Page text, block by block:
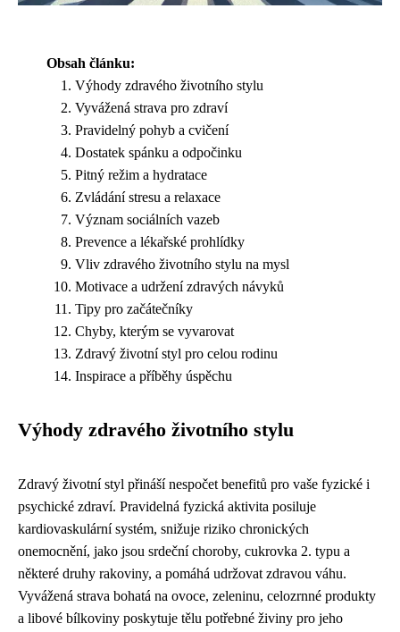
Obsah článku:
Výhody zdravého životního stylu
Vyvážená strava pro zdraví
Pravidelný pohyb a cvičení
Dostatek spánku a odpočinku
Pitný režim a hydratace
Zvládání stresu a relaxace
Význam sociálních vazeb
Prevence a lékařské prohlídky
Vliv zdravého životního stylu na mysl
Motivace a udržení zdravých návyků
Tipy pro začátečníky
Chyby, kterým se vyvarovat
Zdravý životní styl pro celou rodinu
Inspirace a příběhy úspěchu
Výhody zdravého životního stylu
Zdravý životní styl přináší nespočet benefitů pro vaše fyzické i
psychické zdraví. Pravidelná fyzická aktivita posiluje
kardiovaskulární systém, snižuje riziko chronických
onemocnění, jako jsou srdeční choroby, cukrovka 2. typu a
některé druhy rakoviny, a pomáhá udržovat zdravou váhu.
Vyvážená strava bohatá na ovoce, zeleninu, celozrnné produkty
a libové bílkoviny poskytuje tělu potřebné živiny pro jeho